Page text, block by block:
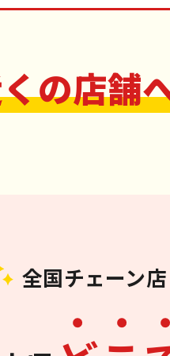
の店舗
全国チェーン